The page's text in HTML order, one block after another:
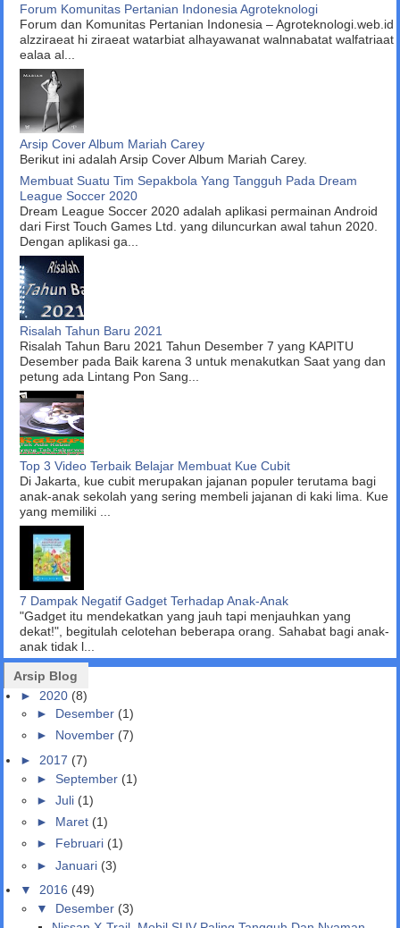
Forum Komunitas Pertanian Indonesia Agroteknologi
Forum dan Komunitas Pertanian Indonesia – Agroteknologi.web.id
alzziraeat hi ziraeat watarbiat alhayawanat walnnabatat walfatriaat
ealaa al...
Arsip Cover Album Mariah Carey
Berikut ini adalah Arsip Cover Album Mariah Carey.
Membuat Suatu Tim Sepakbola Yang Tangguh Pada Dream
League Soccer 2020
Dream League Soccer 2020 adalah aplikasi permainan Android
dari First Touch Games Ltd. yang diluncurkan awal tahun 2020.
Dengan aplikasi ga...
Risalah Tahun Baru 2021
Risalah Tahun Baru 2021 Tahun Desember 7 yang KAPITU
Desember pada Baik karena 3 untuk menakutkan Saat yang dan
petung ada Lintang Pon Sang...
Top 3 Video Terbaik Belajar Membuat Kue Cubit
Di Jakarta, kue cubit merupakan jajanan populer terutama bagi
anak-anak sekolah yang sering membeli jajanan di kaki lima. Kue
yang memiliki ...
7 Dampak Negatif Gadget Terhadap Anak-Anak
"Gadget itu mendekatkan yang jauh tapi menjauhkan yang
dekat!", begitulah celotehan beberapa orang. Sahabat bagi anak-
anak tidak l...
Arsip Blog
► 2020 (8)
► Desember (1)
► November (7)
► 2017 (7)
► September (1)
►Juli (1)
► Maret (1)
► Februari (1)
►Januari (3)
▼2016 (49)
▼ Desember (3)